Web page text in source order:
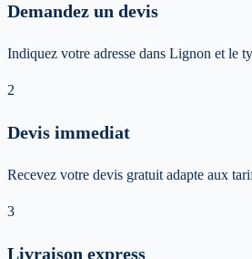
Demandez un devis
Indiquez votre adresse dans Lignon et le
2
Devis immediat
Recevez votre devis gratuit adapte aux
3
Livraison express